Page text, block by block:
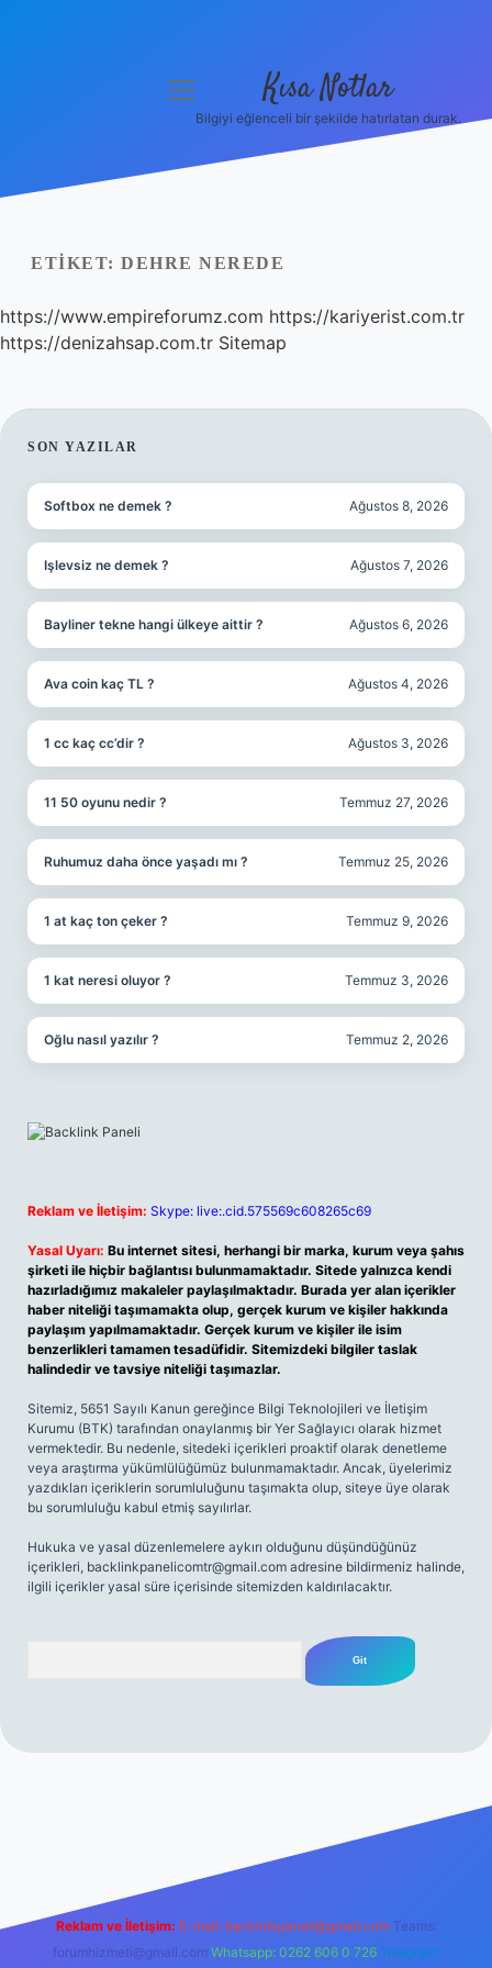
Yasal Uyarı
Hakkımızda
menüyü
Kısa Notlar
Bilgiyi eğlenceli bir şekilde hatırlatan durak.
ETIKET: DEHRE NEREDE
https://www.empireforumz.com https://kariyerist.com.tr
https://denizahsap.com.tr Sitemap
SIDEBAR
SON YAZILAR
Softbox ne demek ? Ağustos 8, 2026
Işlevsiz ne demek ? Ağustos 7, 2026
Bayliner tekne hangi ülkeye aittir ? Ağustos 6, 2026
Ava coin kaç TL ? Ağustos 4, 2026
1 cc kaç cc’dir ? Ağustos 3, 2026
11 50 oyunu nedir ? Temmuz 27, 2026
Ruhumuz daha önce yaşadı mı ? Temmuz 25, 2026
1 at kaç ton çeker ? Temmuz 9, 2026
1 kat neresi oluyor ? Temmuz 3, 2026
Oğlu nasıl yazılır ? Temmuz 2, 2026
Reklam ve İletişim: Skype: live:.cid.575569c608265c69
Yasal Uyarı: Bu internet sitesi, herhangi bir marka, kurum veya şahıs
şirketi ile hiçbir bağlantısı bulunmamaktadır. Sitede yalnızca kendi
hazırladığımız makaleler paylaşılmaktadır. Burada yer alan içerikler
haber niteliği taşımamakta olup, gerçek kurum ve kişiler hakkında
paylaşım yapılmamaktadır. Gerçek kurum ve kişiler ile isim
benzerlikleri tamamen tesadüfidir. Sitemizdeki bilgiler taslak
halindedir ve tavsiye niteliği taşımazlar.
Sitemiz, 5651 Sayılı Kanun gereğince Bilgi Teknolojileri ve İletişim
Kurumu (BTK) tarafından onaylanmış bir Yer Sağlayıcı olarak hizmet
vermektedir. Bu nedenle, sitedeki içerikleri proaktif olarak denetleme
veya araştırma yükümlülüğümüz bulunmamaktadır. Ancak, üyelerimiz
yazdıkları içeriklerin sorumluluğunu taşımakta olup, siteye üye olarak
bu sorumluluğu kabul etmiş sayılırlar.
Hukuka ve yasal düzenlemelere aykırı olduğunu düşündüğünüz
içerikleri, backlinkpanelicomtr@gmail.com adresine bildirmeniz halinde,
ilgili içerikler yasal süre içerisinde sitemizden kaldırılacaktır.
Reklam ve İletişim: E-mail: backlinkpaneli@gmail.com Teams:
forumhizmeti@gmail.com Whatsapp: 0262 606 0 726 Telegram: